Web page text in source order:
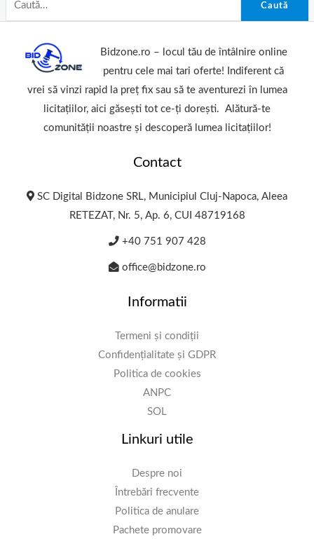
Caută
Bidzone.ro – locul tău de întâlnire online
pentru cele mai tari oferte! Indiferent că
vrei să vinzi rapid la preț fix sau să te aventurezi în lumea
licitațiilor, aici găsești tot ce-ți dorești. Alătură-te
comunității noastre și descoperă lumea licitațiilor!
Contact
SC Digital Bidzone SRL, Municipiul Cluj-Napoca, Aleea
RETEZAT, Nr. 5, Ap. 6, CUI 48719168
+40 751 907 428
office@bidzone.ro
Informatii
Termeni și condiții
Confidențialitate și GDPR
Politica de cookies
ANPC
SOL
Linkuri utile
Despre noi
Întrebări frecvente
Politica de anulare
Pachete promovare